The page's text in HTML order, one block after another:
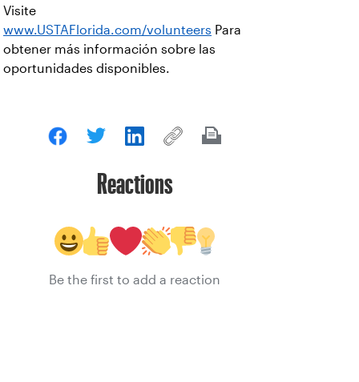
Visite
www.USTAFlorida.com/volunteers Para
obtener más información sobre las
oportunidades disponibles.
Reactions
Be the first to add a reaction